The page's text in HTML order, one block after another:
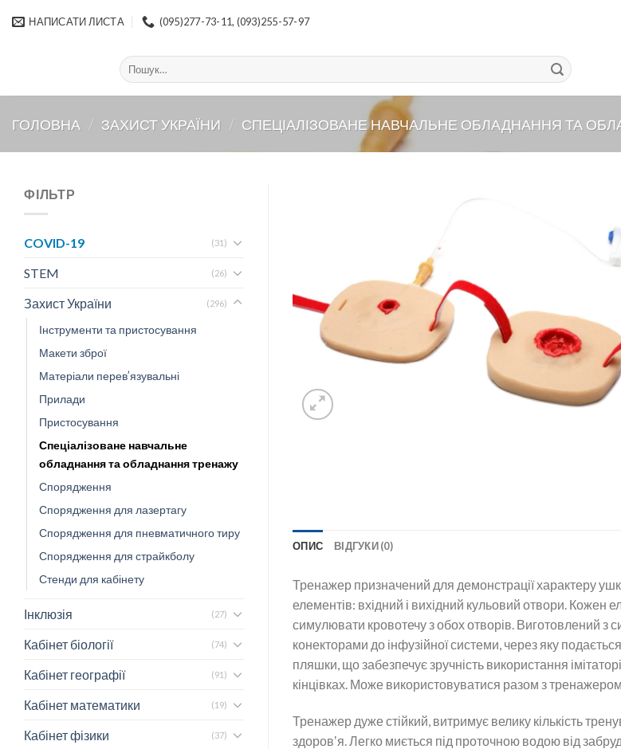
НАПИСАТИ ЛИСТА (095)277-73-11, (093)255-57-97
Шукати:
ГОЛОВНА / ЗАХИСТ УКРАЇНИ / СПЕЦІАЛІЗОВАНЕ НАВЧАЛЬНЕ ОБЛАДНАННЯ ТА
ФІЛЬТР
COVID-19 (31)
STEM (26)
Захист України (296)
Інструменти та пристосування
Макети зброї
Матеріали перев’язувальні
Прилади
Пристосування
Спеціалізоване навчальне
обладнання та обладнання тренажу
Спорядження
Спорядження для лазертагу
Спорядження для пневматичного тиру
Спорядження для страйкболу
Стенди для кабінету
Інклюзія (27)
Кабінет біології (74)
Кабінет географії (91)
Кабінет математики (19)
Кабінет фізики (37)
ОПИС ВІДГУКИ (0)
Тренажер призначений для демонстрації характеру
елементів: вхідний і вихідний кульовий отвори.
симулювати кровотечу з обох отворів. Виготовлений з
конекторами до інфузійної системи, через яку
пляшки, що забезпечує зручність використання
кінцівках. Може використовуватися разом з
Тренажер дуже стійкий, витримує велику кількість
здоровʼя. Легко миється під проточною водою від